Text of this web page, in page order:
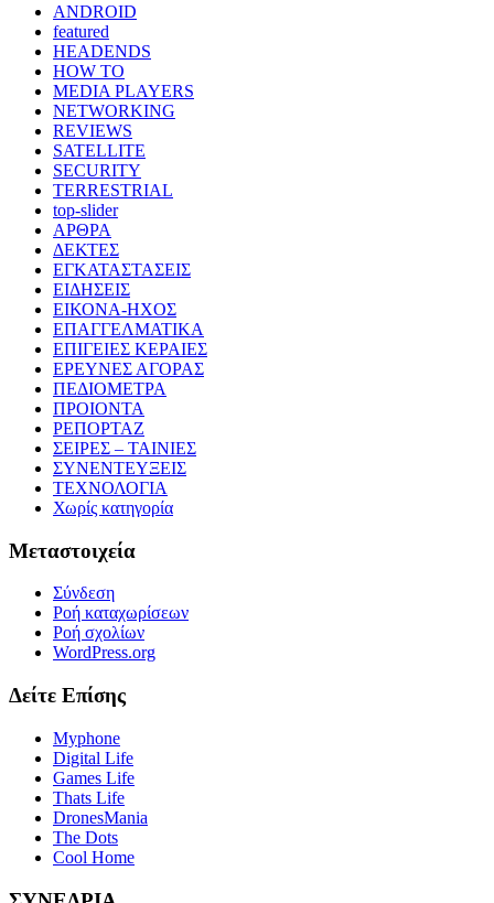
ANDROID
featured
HEADENDS
HOW TO
MEDIA PLAYERS
NETWORKING
REVIEWS
SATELLITE
SECURITY
TERRESTRIAL
top-slider
ΑΡΘΡΑ
ΔΕΚΤΕΣ
ΕΓΚΑΤΑΣΤΑΣΕΙΣ
ΕΙΔΗΣΕΙΣ
ΕΙΚΟΝΑ-ΗΧΟΣ
ΕΠΑΓΓΕΛΜΑΤΙΚΑ
ΕΠΙΓΕΙΕΣ ΚΕΡΑΙΕΣ
ΕΡΕΥΝΕΣ ΑΓΟΡΑΣ
ΠΕΔΙΟΜΕΤΡΑ
ΠΡΟΙΟΝΤΑ
ΡΕΠΟΡΤΑΖ
ΣΕΙΡΕΣ – ΤΑΙΝΙΕΣ
ΣΥΝΕΝΤΕΥΞΕΙΣ
ΤΕΧΝΟΛΟΓΙΑ
Χωρίς κατηγορία
Μεταστοιχεία
Σύνδεση
Ροή καταχωρίσεων
Ροή σχολίων
WordPress.org
Δείτε Επίσης
Myphone
Digital Life
Games Life
Thats Life
DronesMania
The Dots
Cool Home